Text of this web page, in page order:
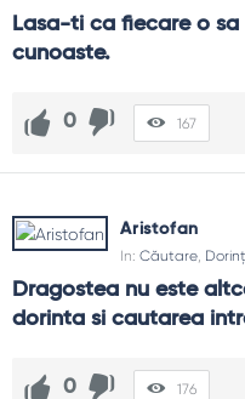
Lasa-ti ca fiecare o
cunoaste.
0 167
Aristofan
In: Căutare,
Dragostea nu este
dorinta si cautarea
0 176